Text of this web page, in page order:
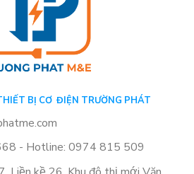
BỊ CƠ ĐIỆN TRƯỜNG PHÁT
- Hotline: 0974 815 509